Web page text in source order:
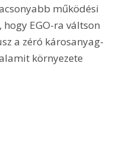
működési
EGO-ra váltson
a zéró károsanyag-
környezete